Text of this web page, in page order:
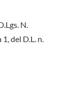
N.
del D.L. n.